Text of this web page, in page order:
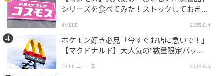
リョーユーパン 芋と栗の2色パン 袋1個
シリーズを食べてみた！ストックしておきた
4MEEE 2026.8.4
ポケモン好き必見「今すぐお店に急いで！」
【マクドナルド】大人気の“数量限定バッ
も…！？
TRILL ニュース 2026.8.5